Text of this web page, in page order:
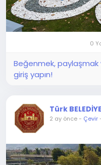
0
Beğenmek,
giriş yapın!
Türk BELEDİYE
2 ay önce- Çevir